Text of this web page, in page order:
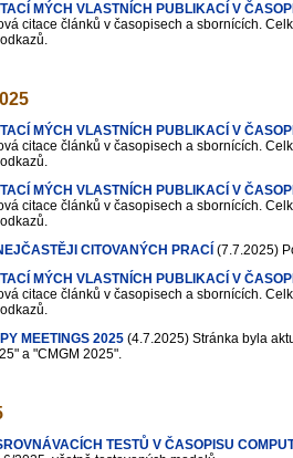
MÝCH VLASTNÍCH PUBLIKACÍ V
citace článků v časopisech a sbornících.
MÝCH VLASTNÍCH PUBLIKACÍ V
citace článků v časopisech a sbornících.
MÝCH VLASTNÍCH PUBLIKACÍ V
citace článků v časopisech a sbornících.
CITOVANÝCH PRACÍ (7.7.2025)
MÝCH VLASTNÍCH PUBLIKACÍ V
citace článků v časopisech a sbornících.
MEETINGS 2025 (4.7.2025) Stránka byla
a "CMGM 2025".
TESTŮ V ČASOPISU